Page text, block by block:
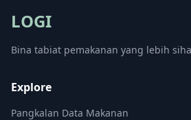
LOGI
Bina tabiat pemakanan yang lebih
Explore
Pangkalan Data Makanan